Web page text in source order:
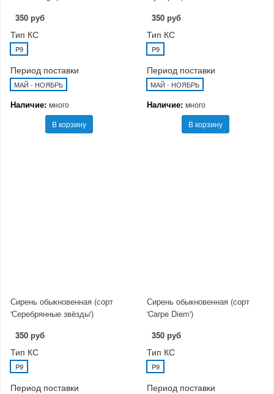
350 руб
Тип КС
P9
Период поставки
МАЙ - НОЯБРЬ
Наличие: много
В корзину
350 руб
Тип КС
P9
Период поставки
МАЙ - НОЯБРЬ
Наличие: много
В корзину
Сирень обыкновенная (сорт
'Серебрянные звёзды')
350 руб
Тип КС
P9
Период поставки
Сирень обыкновенная (сорт
'Carpe Diem')
350 руб
Тип КС
P9
Период поставки